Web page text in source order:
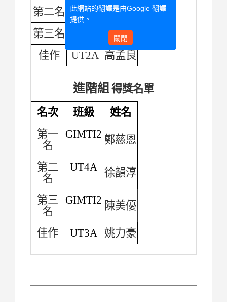
第二名
UT3A 張斯哲
第三名
鄭昱淳
佳作
UT2A 高孟良
進階組 得獎名單
名次
班級
姓名
第一
名
GIMTI2 鄭慈恩
第二
名
UT4A 徐韻淳
第三
名
GIMTI2 陳美優
佳作 UT3A 姚力豪
此網站的翻譯是由Google 翻譯
提供。
關閉